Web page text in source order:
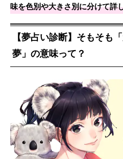
味を色別や大きさ別に分けて詳
【夢占い診断】そもそも
夢」の意味って？